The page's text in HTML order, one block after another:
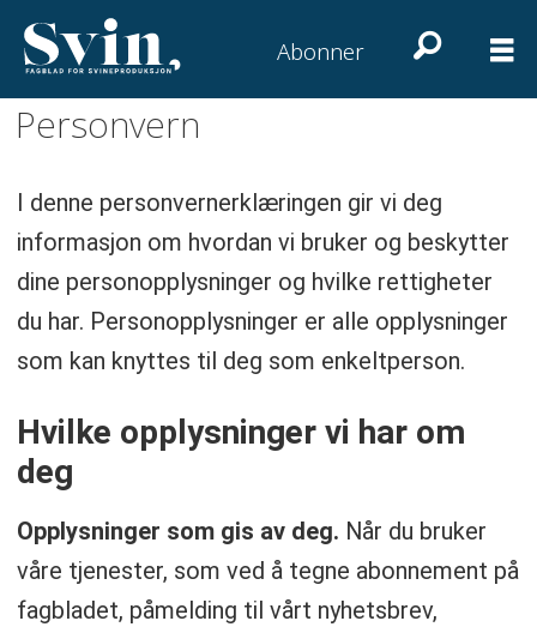
Abonner
Personvern
Personvern
I denne personvernerklæringen gir vi deg
informasjon om hvordan vi bruker og beskytter
dine personopplysninger og hvilke rettigheter
du har. Personopplysninger er alle opplysninger
som kan knyttes til deg som enkeltperson.
Hvilke opplysninger vi har om
deg
Opplysninger som gis av deg. Når du bruker
våre tjenester, som ved å tegne abonnement på
fagbladet, påmelding til vårt nyhetsbrev,